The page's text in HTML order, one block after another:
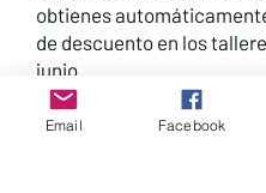
obtienes
de descuento en los
junio.
Nota: Si te inscribes
Email Facebook